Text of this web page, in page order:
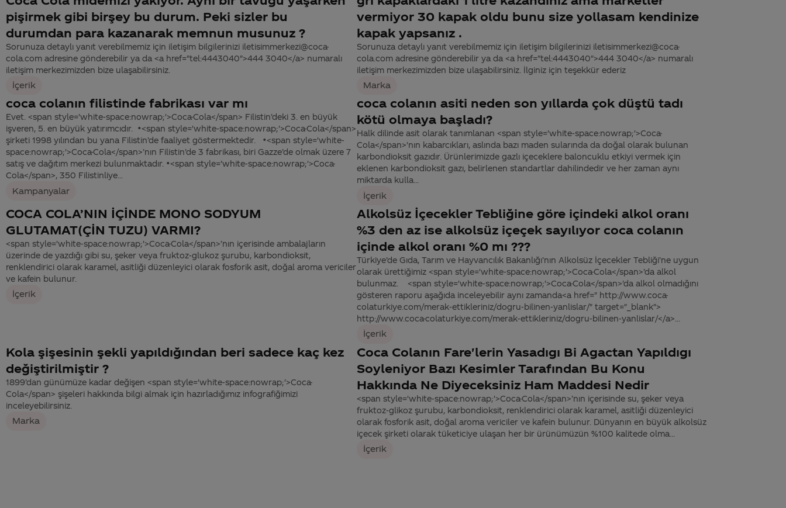
pişirmek gibi birşey bu durum. Peki sizler bu
durumdan para kazanarak memnun musunuz ?
Sorunuza detaylı yanıt verebilmemiz için iletişim bilgilerinizi iletisimmerkezi@coca-
cola.com adresine gönderebilir ya da <a href="tel:4443040">444 3040</a> numaralı
iletişim merkezimizden bize ulaşabilirsiniz.
İçerik
vermiyor 30 kapak oldu bunu size yollasam kendinize
kapak yapsanız .
Sorunuza detaylı yanıt verebilmemiz için iletişim bilgilerinizi iletisimmerkezi@coca-
cola.com adresine gönderebilir ya da <a href="tel:4443040">444 3040</a> numaralı
iletişim merkezimizden bize ulaşabilirsiniz. İlginiz için teşekkür ederiz
Marka
coca colanın filistinde fabrikası var mı
Evet. <span style='white-space:nowrap;'>Coca-Cola</span> Filistin’deki 3. en büyük
işveren, 5. en büyük yatırımcıdır. •<span style='white-space:nowrap;'>Coca-Cola</span>
şirketi 1998 yılından bu yana Filistin’de faaliyet göstermektedir. •<span style='white-
space:nowrap;'>Coca-Cola</span>’nın Filistin’de 3 fabrikası, biri Gazze’de olmak üzere 7
satış ve dağıtım merkezi bulunmaktadır. •<span style='white-space:nowrap;'>Coca-
Cola</span>, 350 Filistinliye...
Kampanyalar
coca colanın asiti neden son yıllarda çok düştü tadı
kötü olmaya başladı?
Halk dilinde asit olarak tanımlanan <span style='white-space:nowrap;'>Coca-
Cola</span>'nın kabarcıkları, aslında bazı maden sularında da doğal olarak bulunan
karbondioksit gazıdır. Ürünlerimizde gazlı içeceklere baloncuklu etkiyi vermek için
eklenen karbondioksit gazı, belirlenen standartlar dahilindedir ve her zaman aynı
miktarda kulla...
İçerik
COCA COLA’NIN İÇİNDE MONO SODYUM
GLUTAMAT(ÇİN TUZU) VARMI?
<span style='white-space:nowrap;'>Coca-Cola</span>’nın içerisinde ambalajların
üzerinde de yazdığı gibi su, şeker veya fruktoz-glukoz şurubu, karbondioksit,
renklendirici olarak karamel, asitliği düzenleyici olarak fosforik asit, doğal aroma vericiler
ve kafein bulunur.
İçerik
Alkolsüz İçecekler Tebliğine göre içindeki alkol oranı
%3 den az ise alkolsüz içeçek sayılıyor coca colanın
içinde alkol oranı %0 mı ???
Türkiye’de Gıda, Tarım ve Hayvancılık Bakanlığı’nın Alkolsüz İçecekler Tebliği’ne uygun
olarak ürettiğimiz <span style='white-space:nowrap;'>Coca-Cola</span>’da alkol
bulunmaz. <span style='white-space:nowrap;'>Coca-Cola</span>'da alkol olmadığını
gösteren raporu aşağıda inceleyebilir aynı zamanda<a href=" http://www.coca-
colaturkiye.com/merak-ettikleriniz/dogru-bilinen-yanlislar/" target="_blank">
http://www.coca-colaturkiye.com/merak-ettikleriniz/dogru-bilinen-yanlislar/</a>...
İçerik
Kola şişesinin şekli yapıldığından beri sadece kaç kez
değiştirilmiştir ?
1899’dan günümüze kadar değişen <span style='white-space:nowrap;'>Coca-
Cola</span> şişeleri hakkında bilgi almak için hazırladığımız infografiğimizi
inceleyebilirsiniz.
Marka
Coca Colanın Fare'lerin Yasadıgı Bi Agactan Yapıldıgı
Soyleniyor Bazı Kesimler Tarafından Bu Konu
Hakkında Ne Diyeceksiniz Ham Maddesi Nedir
<span style='white-space:nowrap;'>Coca-Cola</span>’nın içerisinde su, şeker veya
fruktoz-glikoz şurubu, karbondioksit, renklendirici olarak karamel, asitliği düzenleyici
olarak fosforik asit, doğal aroma vericiler ve kafein bulunur. Dünyanın en büyük alkolsüz
içecek şirketi olarak tüketiciye ulaşan her bir ürünümüzün %100 kalitede olma...
İçerik